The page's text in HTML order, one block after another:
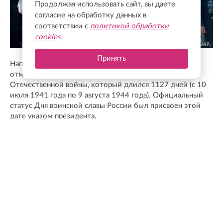
Напомним, что День окончания Ленинградской битвы
отмечается 9 августа. Это самое долгий бой Великой
Отечественной войны, который длился 1127 дней (с 10
июля 1941 года по 9 августа 1944 года). Официальный
статус Дня воинской славы России был присвоен этой
дате указом президента.
Продолжая использовать сайт, вы даете
согласие на обработку данных в
соответствии с политикой обработки
cookies.
Принять